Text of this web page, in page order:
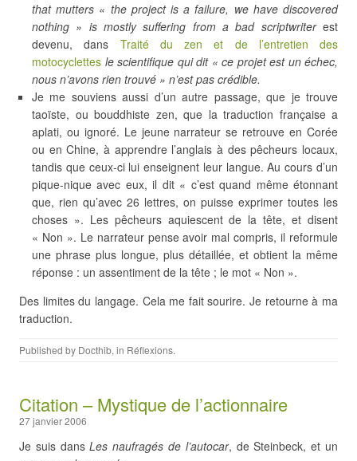
that mutters « the project is a failure, we have discovered
nothing » is mostly suffering from a bad scriptwriterest
devenu, dans Traité du zen et de l’entretien des
motocyclettes le scientifique qui dit « ce projet est un échec,
nous n’avons rien trouvé » n’est pas crédible.
Je me souviens aussi d’un autre passage, que je trouve
taoïste, ou bouddhiste zen, que la traduction française a
aplati, ou ignoré. Le jeune narrateur se retrouve en Corée
ou en Chine, à apprendre l’anglais à des pêcheurs locaux,
tandis que ceux-ci lui enseignent leur langue. Au cours d’un
pique-nique avec eux, il dit « c’est quand même étonnant
que, rien qu’avec 26 lettres, on puisse exprimer toutes les
choses ». Les pêcheurs aquiescent de la tête, et disent
« Non ». Le narrateur pense avoir mal compris, il reformule
une phrase plus longue, plus détaillée, et obtient la même
réponse : un assentiment de la tête ; le mot « Non ».
Des limites du langage. Cela me fait sourire. Je retourne à ma
traduction.
Published by Docthib, in Réflexions.
Citation – Mystique de l’actionnaire
27 janvier 2006
Je suis dansLes naufragés de l’autocar, de Steinbeck, et un